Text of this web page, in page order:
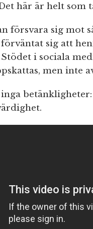
här är helt
försvara sig mot
sig att
Stödet i sociala
men inte